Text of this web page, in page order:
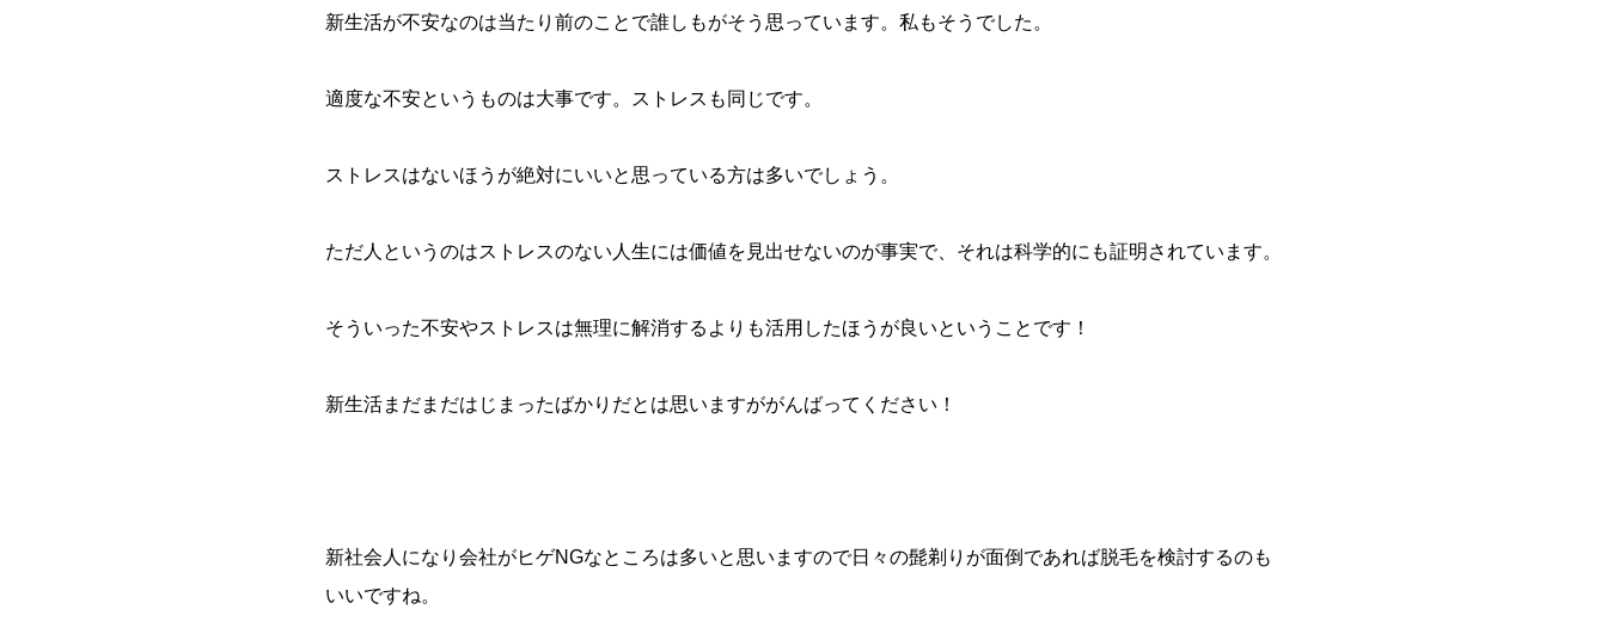
新生活が不安なのは当たり前のことで誰しもがそう思っています。私もそうでした。
適度な不安というものは大事です。ストレスも同じです。
ストレスはないほうが絶対にいいと思っている方は多いでしょう。
ただ人というのはストレスのない人生には価値を見出せないのが事実で、それは科学的にも証明されています。
そういった不安やストレスは無理に解消するよりも活用したほうが良いということです！
新生活まだまだはじまったばかりだとは思いますががんばってください！
新社会人になり会社がヒゲNGなところは多いと思いますので日々の髭剃りが面倒であれば脱毛を検討するのも
いいですね。